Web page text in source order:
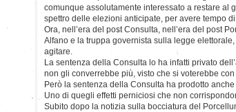
comunque assolutamente interessato a restare
spettro delle elezioni anticipate, per avere tempo
Ora, nell’era del post Consulta, nell’era del post
Alfano e la truppa governista sulla legge
agitare.
La sentenza della Consulta lo ha infatti privato
non gli converrebbe più, visto che si voterebbe
Però la sentenza della Consulta ha prodotto
Uno di quegli effetti perniciosi che non
Subito dopo la notizia sulla bocciatura del